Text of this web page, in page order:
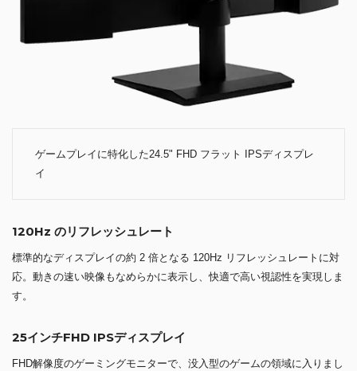
ゲームプレイに特化した24.5" FHD フラット IPSディスプレ
イ
120Hz のリフレッシュレート
標準的なディスプレイの約 2 倍となる 120Hz リフレッシュレートに対
応。動きの速い映像もなめらかに表示し、快適で高い視認性を実現しま
す。
25インチFHD IPSディスプレイ
FHD解像度のゲーミングモニターで、没入型のゲームの領域に入りまし